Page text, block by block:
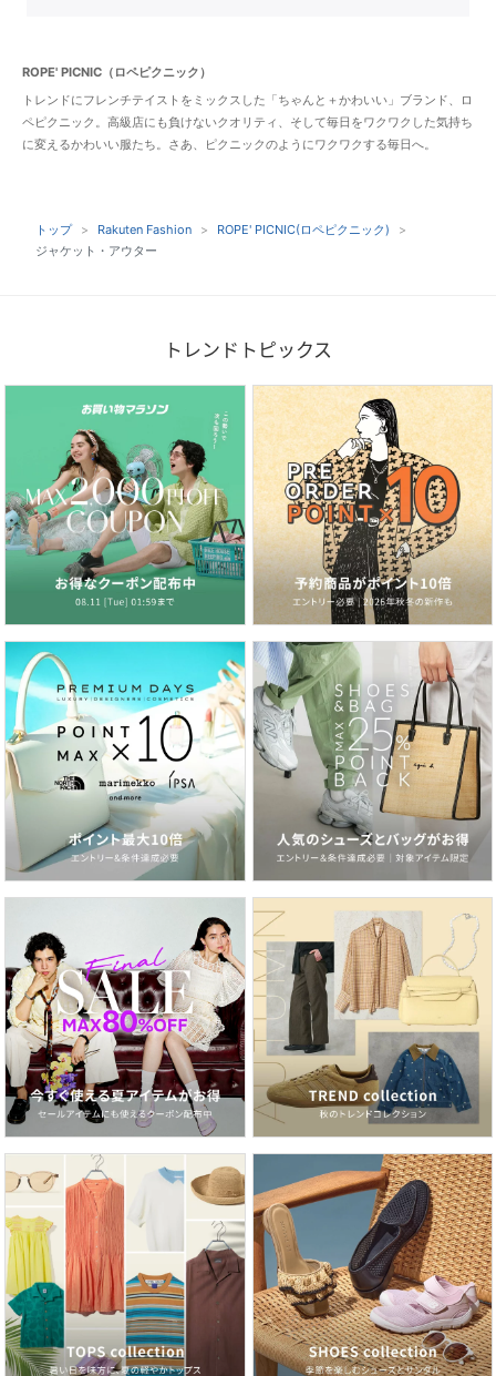
ROPE' PICNIC（ロペピクニック）
トレンドにフレンチテイストをミックスした「ちゃんと＋かわいい」ブランド、ロ
ペピクニック。高級店にも負けないクオリティ、そして毎日をワクワクした気持ち
に変えるかわいい服たち。さあ、ピクニックのようにワクワクする毎日へ。
トップ Rakuten Fashion
ROPE' PICNIC(ロペピクニック)
ジャケット・アウター
トレンドトピックス